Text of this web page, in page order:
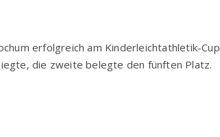
erfolgreich am Kinderleichtathletik-Cup
die zweite belegte den fünften Platz.